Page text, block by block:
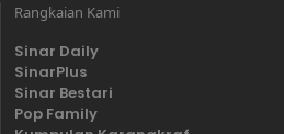
Rangkaian Kami
Sinar Daily
SinarPlus
Sinar Bestari
Pop Family